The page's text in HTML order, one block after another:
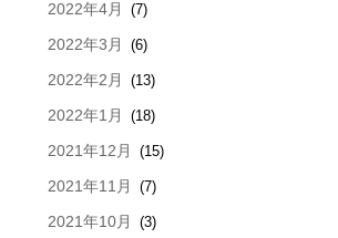
2022年4月 (7)
2022年3月 (6)
2022年2月 (13)
2022年1月 (18)
2021年12月 (15)
2021年11月 (7)
2021年10月 (3)